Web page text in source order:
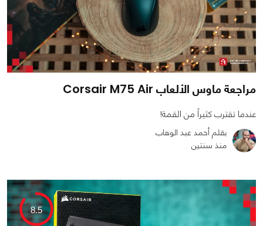
0
مراجعة ماوس الألعاب Corsair M75 Air
عندما تقترب كثيراً من القمة!
بقلم أحمد عبد الوهاب
منذ سنتين
8.5